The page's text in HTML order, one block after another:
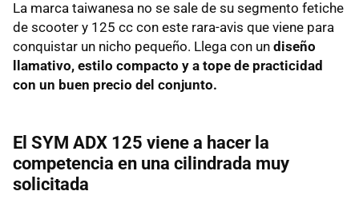
La marca taiwanesa no se sale de su segmento fetiche
de scooter y 125 cc con este rara-avis que viene para
conquistar un nicho pequeño. Llega con un diseño
llamativo, estilo compacto y a tope de practicidad
con un buen precio del conjunto.
El SYM ADX 125 viene a hacer la
competencia en una cilindrada muy
solicitada